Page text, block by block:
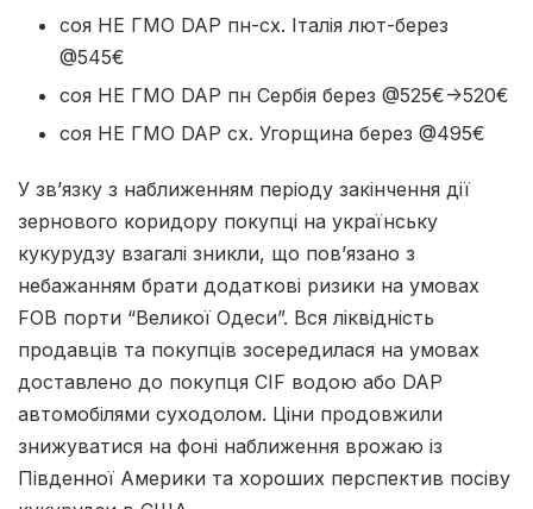
соя НЕ ГМО DAP пн-сх. Італія лют-берез
@545€
соя НЕ ГМО DAP пн Сербія берез @525€->520€
соя НЕ ГМО DAP cх. Угорщина берез @495€
У зв’язку з наближенням періоду закінчення дії
зернового коридору покупці на українську
кукурудзу взагалі зникли, що пов’язано з
небажанням брати додаткові ризики на умовах
FOB порти “Великої Одеси”. Вся ліквідність
продавців та покупців зосередилася на умовах
доставлено до покупця CIF водою або DAP
автомобілями суходолом. Ціни продовжили
знижуватися на фоні наближення врожаю із
Південної Америки та хороших перспектив посіву